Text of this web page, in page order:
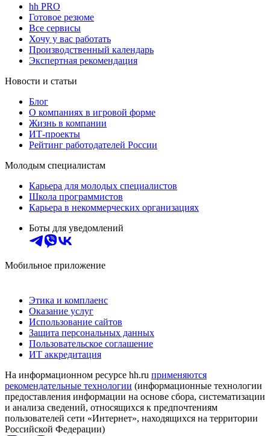
hh PRO
Готовое резюме
Все сервисы
Хочу у вас работать
Производственный календарь
Экспертная рекомендация
Новости и статьи
Блог
О компаниях в игровой форме
Жизнь в компании
ИТ-проекты
Рейтинг работодателей России
Молодым специалистам
Карьера для молодых специалистов
Школа программистов
Карьера в некоммерческих организациях
Боты для уведомлений
Мобильное приложение
Этика и комплаенс
Оказание услуг
Использование сайтов
Защита персональных данных
Пользовательское соглашение
ИТ аккредитация
На информационном ресурсе hh.ru применяются
рекомендательные технологии (информационные технологии
предоставления информации на основе сбора, систематизации
и анализа сведений, относящихся к предпочтениям
пользователей сети «Интернет», находящихся на территории
Российской Федерации)